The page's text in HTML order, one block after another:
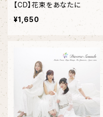
【CD】花束をあなたに
¥1,650